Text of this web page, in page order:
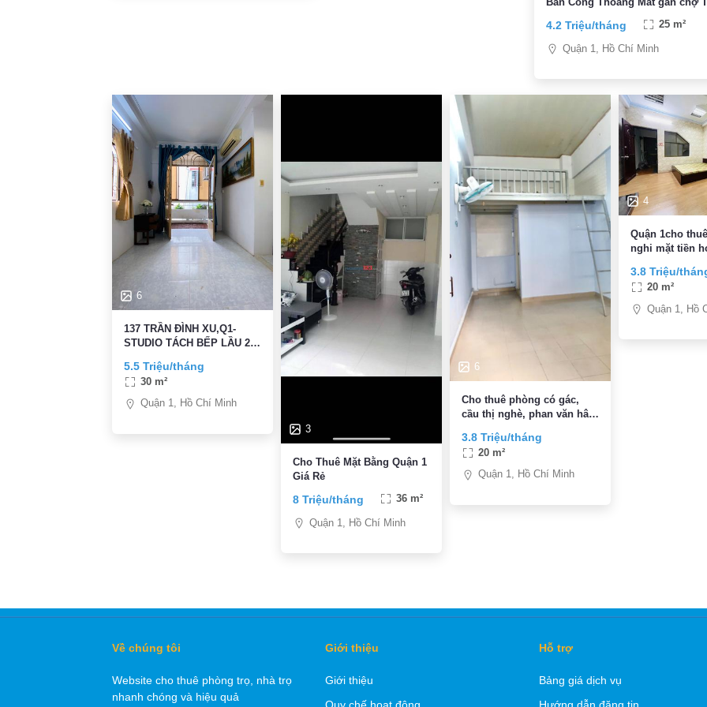
4.2 Triệu/tháng 25 m²
Quận 1, Hồ Chí Minh
6
137 TRẦN ĐÌNH XU,Q1-
STUDIO TÁCH BẾP LẦU 2-
NT CAO CẤP- FREE XE-
5,5TR/TH
5.5 Triệu/tháng
30 m²
Quận 1, Hồ Chí Minh
3
Cho Thuê Mặt Bằng Quận 1
Giá Rẻ
8 Triệu/tháng 36 m²
Quận 1, Hồ Chí Minh
6
Cho thuê phòng có gác,
cầu thị nghè, phan văn hân
máy lạnh, toilet riêng
3.8 Triệu/tháng
20 m²
Quận 1, Hồ Chí Minh
4
Quận 1cho
nghi mặt tiền
3.8 Triệu/
20 m²
Quận 1, Hồ
Về chúng tôi
Website cho thuê phòng trọ, nhà trọ
nhanh chóng và hiệu quả
Giới thiệu
Giới thiệu
Hỗ trợ
Bảng giá dịch vụ